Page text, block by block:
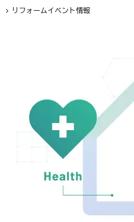
リフォームイベント情報